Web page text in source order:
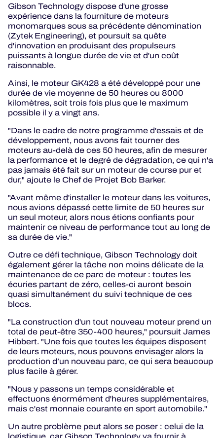
Gibson Technology dispose d'une grosse
expérience dans la fourniture de moteurs
monomarques sous sa précédente dénomination
(Zytek Engineering), et poursuit sa quête
d'innovation en produisant des propulseurs
puissants à longue durée de vie et d'un coût
raisonnable.
Ainsi, le moteur GK428 a été développé pour une
durée de vie moyenne de 50 heures ou 8000
kilomètres, soit trois fois plus que le maximum
possible il y a vingt ans.
"Dans le cadre de notre programme d'essais et de
développement, nous avons fait tourner des
moteurs au-delà de ces 50 heures, afin de mesurer
la performance et le degré de dégradation, ce qui n'a
pas jamais été fait sur un moteur de course pur et
dur," ajoute le Chef de Projet Bob Barker.
"Avant même d'installer le moteur dans les voitures,
nous avions dépassé cette limite de 50 heures sur
un seul moteur, alors nous étions confiants pour
maintenir ce niveau de performance tout au long de
sa durée de vie."
Outre ce défi technique, Gibson Technology doit
également gérer la tâche non moins délicate de la
maintenance de ce parc de moteur : toutes les
écuries partant de zéro, celles-ci auront besoin
quasi simultanément du suivi technique de ces
blocs.
"La construction d'un tout nouveau moteur prend un
total de peut-être 350-400 heures," poursuit James
Hibbert. "Une fois que toutes les équipes disposent
de leurs moteurs, nous pouvons envisager alors la
production d’un nouveau parc, ce qui sera beaucoup
plus facile à gérer.
"Nous y passons un temps considérable et
effectuons énormément d'heures supplémentaires,
mais c'est monnaie courante en sport automobile."
Un autre problème peut alors se poser : celui de la